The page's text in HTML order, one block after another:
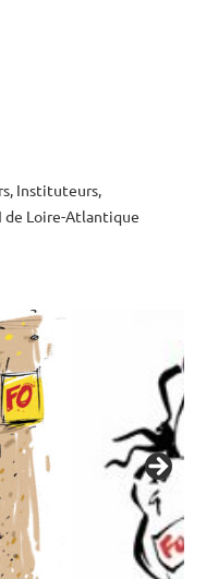
Instituteurs,
de Loire-Atlantique